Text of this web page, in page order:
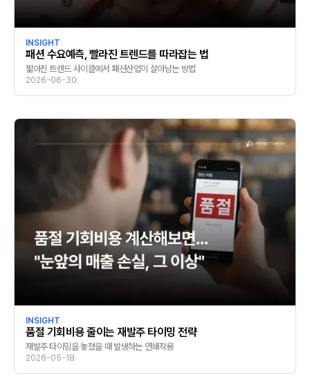
INSIGHT
패션 수요예측, 빨라진 트렌드를 따라잡는 법
짧아진 트렌드 사이클에서 패션산업이 살아남는 방법
2026-06-30
INSIGHT
품절 기회비용 줄이는 재발주 타이밍 전략
재발주 타이밍을 놓쳤을 때 발생하는 연쇄작용
2026-05-18